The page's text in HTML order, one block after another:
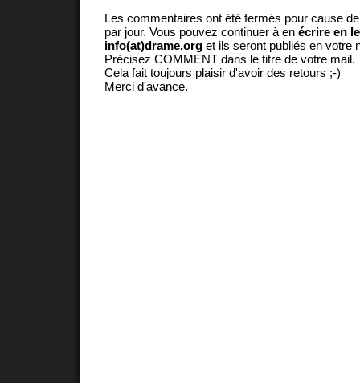
Les commentaires ont été fermés pour cause
par jour. Vous pouvez continuer à en écrire en
info(at)drame.org et ils seront publiés en votre
Précisez COMMENT dans le titre de votre mail.
Cela fait toujours plaisir d'avoir des retours ;-)
Merci d'avance.